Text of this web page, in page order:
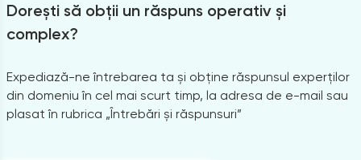
Dorești să obții un răspuns operativ și
complex?
Expediază-ne întrebarea ta și obține răspunsul experților
din domeniu în cel mai scurt timp, la adresa de e-mail sau
plasat în rubrica „Întrebări și răspunsuri”